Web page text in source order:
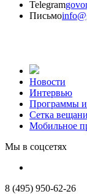
Telegram
Письмо
Новости
Интервью
Программы
Сетка
Мобильное
Мы в соцсетях
8 (495) 950-62-26